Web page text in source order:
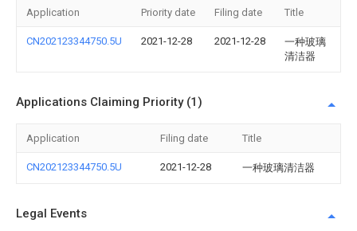
Application Priority date Filing date Title
CN202123344750.5U 2021-12-28 2021-12-28
一种玻璃
清洁器
Applications Claiming Priority (1)
Application Filing date Title
CN202123344750.5U 2021-12-28 一种玻璃清洁器
Legal Events